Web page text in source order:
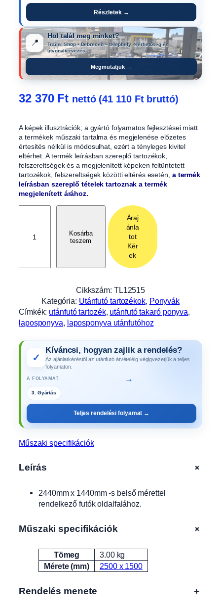
Részletek →
📍
Hol talál meg minket?
Trailer Shop • Debrecen – telephely, elérhetőség és
útvonaltervezés.
Megmutatjuk →
32 370 Ft nettó (41 110 Ftbruttó)
A képek illusztrációk; a gyártó folyamatos fejlesztései miatt
a termékek műszaki tartalma és megjelenése előzetes
értesítés nélkül is módosulhat, ezért a tényleges kivitel
eltérhet. A termék leírásban szereplő tartozékok,
felszereltségek és a megjelenített képeken feltüntetett
tartozékok, felszereltségek közötti eltérés esetén, a termék
leírásban szereplő tételek tartoznak a termék
megjelenített árához.
v
a
s
F
A
1
5
2
2
Kosárba
teszem
Áraj
ánla
tot
Kér
ek
Cikkszám: TL12515
Kategória: Utánfutó tartozékok, Ponyvák
Címkék: utánfutó tartozék, utánfutó takaró ponyva
laposponyva, laposponyva utánfutóhoz
✓
Kíváncsi, hogyan zajlik a rendelés?
Az ajánlatkéréstől az utánfutó átvételéig végigvezetjük a teljes
folyamaton.
A FOLYAMAT →
3. Gyártás
Teljes rendelési folyamat →
Műszaki specifikációk
Leírás +
2440mm x 1440mm -s belső mérettel
rendelkező futók oldalfalához.
Műszaki specifikációk +
Attribútumok Érték
Tömeg
3.00 kg
Mérete (mm)
2500 x 1500
Rendelés menete +